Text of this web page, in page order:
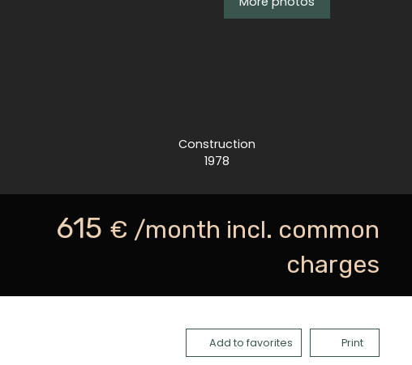
Construction
1978
615 € /month incl. common
charges
Add to favorites Print